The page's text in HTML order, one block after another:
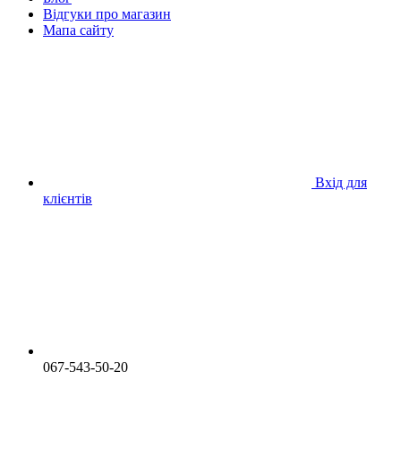
Відгуки про магазин
Мапа сайту
Вхід для
клієнтів
067-543-50-20